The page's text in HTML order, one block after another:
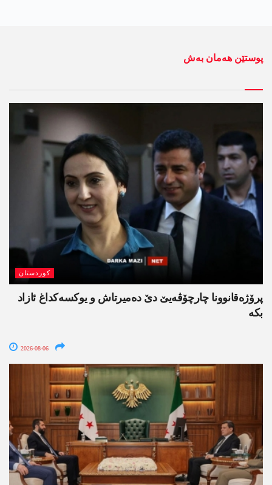
پوستێن ھەمان بەش
کوردستان
پرۆژەقانوونا چارچۆڤەیێ دێ دەمیرتاش و یوکسەکداغ ئازاد
بکە
2026-08-06